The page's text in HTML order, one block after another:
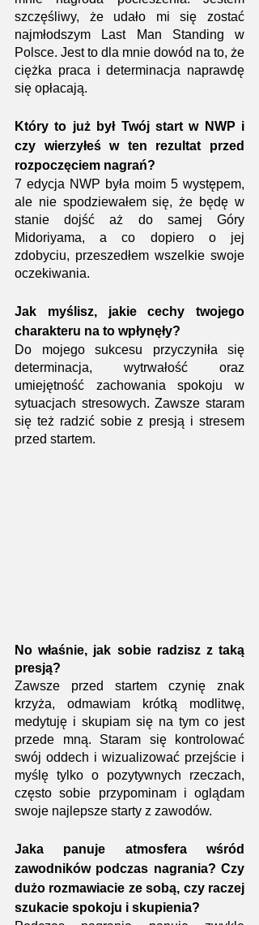
szczęśliwy, że udało mi się zostać
najmłodszym Last Man Standing w
Polsce. Jest to dla mnie dowód na to, że
ciężka praca i determinacja naprawdę
się opłacają.
Który to już był Twój start w NWP i
czy wierzyłeś w ten rezultat przed
rozpoczęciem nagrań?
7 edycja NWP była moim 5 występem,
ale nie spodziewałem się, że będę w
stanie dojść aż do samej Góry
Midoriyama, a co dopiero o jej
zdobyciu, przeszedłem wszelkie swoje
oczekiwania.
Jak myślisz, jakie cechy twojego
charakteru na to wpłynęły?
Do mojego sukcesu przyczyniła się
determinacja, wytrwałość oraz
umiejętność zachowania spokoju w
sytuacjach stresowych. Zawsze staram
się też radzić sobie z presją i stresem
przed startem.
No właśnie, jak sobie radzisz z taką
presją?
Zawsze przed startem czynię znak
krzyża, odmawiam krótką modlitwę,
medytuję i skupiam się na tym co jest
przede mną. Staram się kontrolować
swój oddech i wizualizować przejście i
myślę tylko o pozytywnych rzeczach,
często sobie przypominam i oglądam
swoje najlepsze starty z zawodów.
Jaka panuje atmosfera wśród
zawodników podczas nagrania? Czy
dużo rozmawiacie ze sobą, czy raczej
szukacie spokoju i skupienia?